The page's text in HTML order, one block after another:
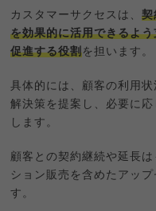
カスタマーサクセスは、 契
を効果的に活用できるよ
促進する役割を担います。
具体的には、顧客の利用
解決策を提案し、必要に
します。
顧客との契約継続や延長
ション販売を含めたアッ
す。